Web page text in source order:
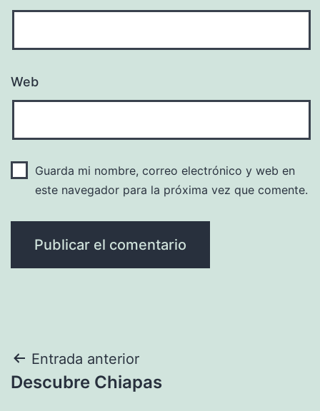
Web
Guarda mi nombre, correo electrónico y web en
este navegador para la próxima vez que comente.
Navegación
de
Entrada anterior
Descubre Chiapas